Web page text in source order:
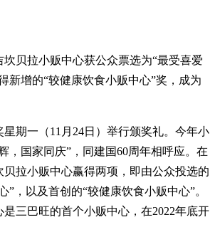
贝拉小贩中心获公众票选为“最受喜爱
新增的“较健康饮食小贩中心”奖，成为
星期一（11月24日）举行颁奖礼。今年小
，国家同庆”，同建国60周年相呼应。在
贝拉小贩中心赢得两项，即由公众投选的
”，以及首创的“较健康饮食小贩中心”。
三巴旺的首个小贩中心，在2022年底开